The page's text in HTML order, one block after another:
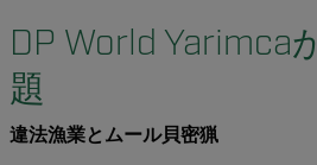
DP World Yarimca
題
違法漁業とムール貝密猟